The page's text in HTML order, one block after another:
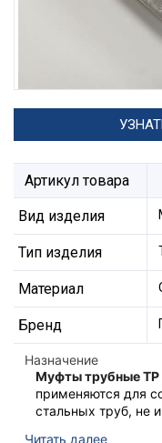
Артикул товара
Вид изделия
Тип изделия
Материал
Бренд
Назначение
Муфты трубные ТР
применяются для
стальных труб, не
металлорукавами
Состоят из
Читать далее